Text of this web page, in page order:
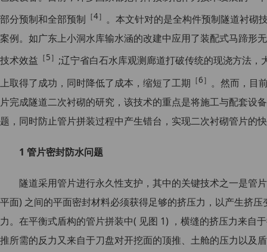
部分预制和全部预制 ［4］ 。本文针对的是全构件预制隧道衬砌
案例。如广东上小洞水库输水涵的改建中应用了装配式马蹄形
技术效益 ［5］ ;辽宁省白石水库观测廊道打破传统的现浇方法
上取得了成功，同时降低了成本，缩短了工期 ［6］ 。然而，目
片完成隧道二次衬砌的研究，该技术的重点是将施工与配套设
题，同时防止管片拼装过程中产生错台，实现二次衬砌管片的
1 管片密封防水问题
隧道采用管片进行永久性支护，其中的关键技术之一是管
平面) 之间的平面密封材料必须获得足够的挤压力，以产生挤
力。在平衡式盾构的管片拼装中( 见图 1) ，横缝的挤压力来自
推所需的反力又来自于刀盘对开挖面的顶推、土舱的压力以及